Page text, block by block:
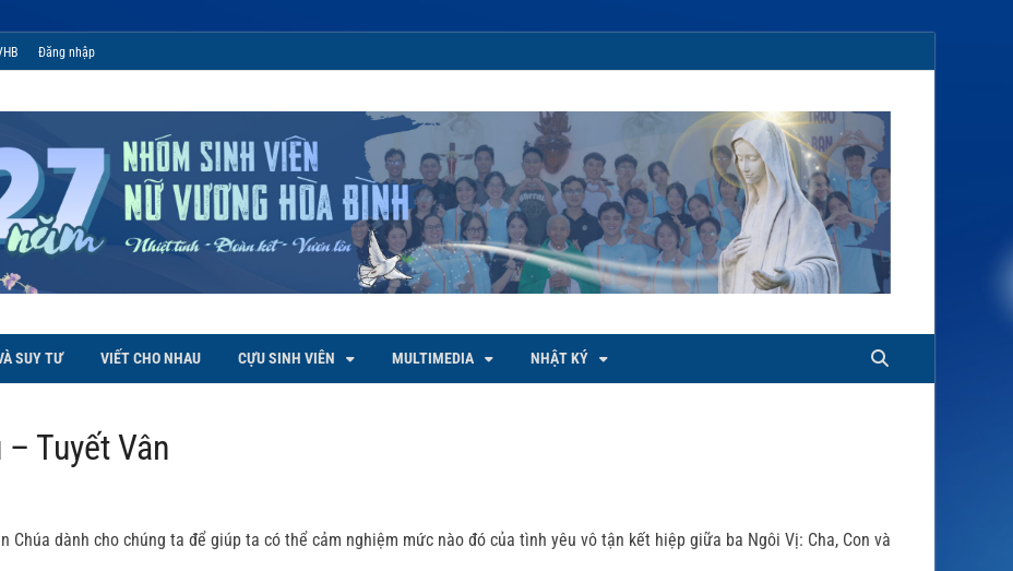
Đăng nhập
Bình
SUY TƯ VIẾT CHO NHAU CỰU SINH VIÊN MULTIMEDIA NHẬT KÝ
Tuyết Vân
Chúa dành cho chúng ta để giúp ta có thể cảm nghiệm mức nào đó của tình yêu vô tận kết hiệp giữa ba Ngôi Vị: Cha, Con và